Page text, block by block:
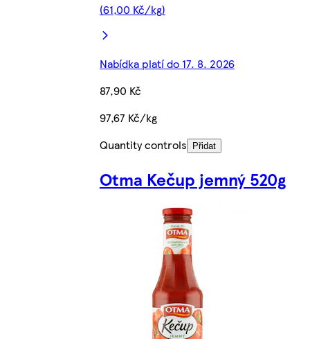
(61,00 Kč/kg)
Nabídka platí do 17. 8. 2026
87,90 Kč
97,67 Kč/kg
Quantity controls
Přidat
Otma Kečup jemný 520g